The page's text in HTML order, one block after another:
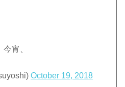
宵、
October 19, 2018